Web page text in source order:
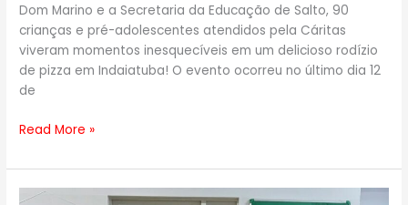
Dom Marino e a Secretaria da Educação de Salto, 90
crianças e pré-adolescentes atendidos pela Cáritas
viveram momentos inesquecíveis em um delicioso rodízio
de pizza em Indaiatuba! O evento ocorreu no último dia 12
de
Read More »
Cáritas